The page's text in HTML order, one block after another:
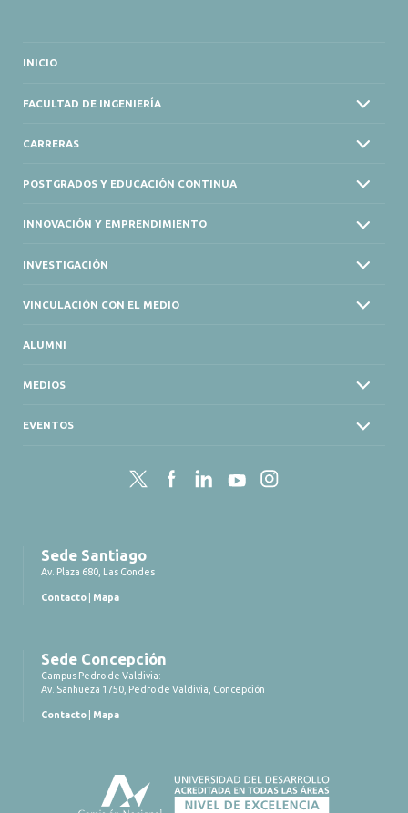
INICIO
FACULTAD DE INGENIERÍA
CARRERAS
POSTGRADOS Y EDUCACIÓN CONTINUA
INNOVACIÓN Y EMPRENDIMIENTO
INVESTIGACIÓN
VINCULACIÓN CON EL MEDIO
ALUMNI
MEDIOS
EVENTOS
Twitter FacebookLinkedInYouTubeInstagram
Sede Santiago
Av. Plaza 680, Las Condes
Contacto Mapa
Sede Concepción
Campus Pedro de Valdivia:
Av. Sanhueza 1750, Pedro de Valdivia, Concepción
Contacto Mapa